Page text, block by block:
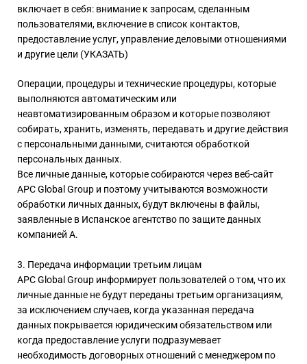
включает в себя: внимание к запросам, сделанным
пользователями, включение в список контактов,
предоставление услуг, управление деловыми отношениями
и другие цели (УКАЗАТЬ)
Операции, процедуры и технические процедуры, которые
выполняются автоматическим или
неавтоматизированным образом и которые позволяют
собирать, хранить, изменять, передавать и другие действия
с персональными данными, считаются обработкой
персональных данных.
Все личные данные, которые собираются через веб-сайт
APC Global Group и поэтому учитываются возможности
обработки личных данных, будут включены в файлы,
заявленные в Испанское агентство по защите данных
компанией A.
3. Передача информации третьим лицам
APC Global Group информирует пользователей о том, что их
личные данные не будут переданы третьим организациям,
за исключением случаев, когда указанная передача
данных покрывается юридическим обязательством или
когда предоставление услуги подразумевает
необходимость договорных отношений с менеджером по